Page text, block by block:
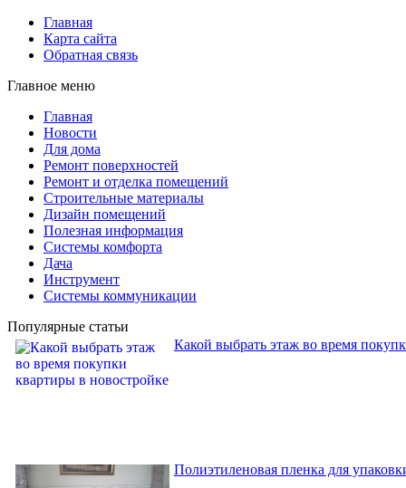
Главная
Карта сайта
Обратная связь
Главное меню
Главная
Новости
Для дома
Ремонт поверхностей
Ремонт и отделка помещений
Строительные материалы
Дизайн помещений
Полезная информация
Системы комфорта
Дача
Инструмент
Системы коммуникации
Популярные статьи
Какой выбрать этаж во время
Полиэтиленовая пленка для